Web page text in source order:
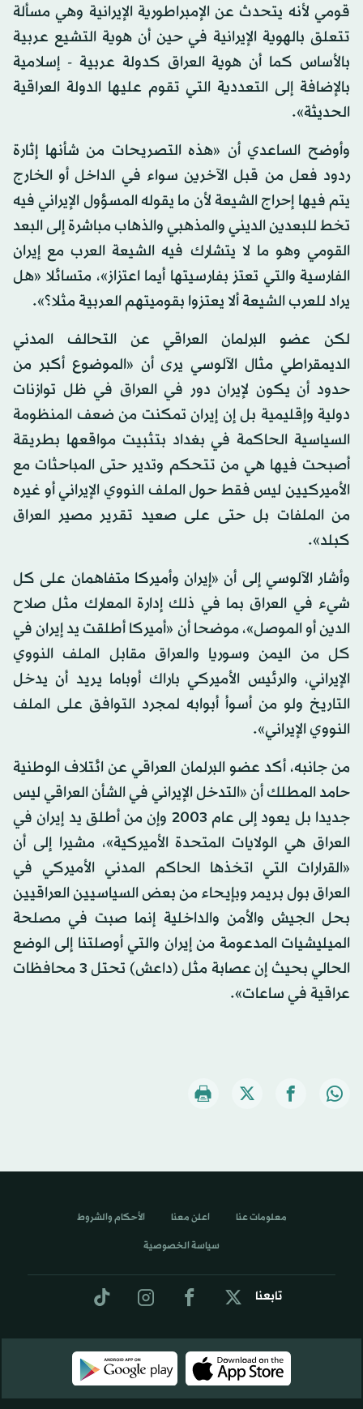
قومي لأنه يتحدث عن الإمبراطورية الإيرانية وهي مسألة
تتعلق بالهوية الإيرانية في حين أن هوية التشيع عربية
بالأساس كما أن هوية العراق كدولة عربية - إسلامية
بالإضافة إلى التعددية التي تقوم عليها الدولة العراقية
الحديثة».
وأوضح الساعدي أن «هذه التصريحات من شأنها إثارة
ردود فعل من قبل الآخرين سواء في الداخل أو الخارج
يتم فيها إحراج الشيعة لأن ما يقوله المسؤول الإيراني فيه
تخط للبعدين الديني والمذهبي والذهاب مباشرة إلى البعد
القومي وهو ما لا يتشارك فيه الشيعة العرب مع إيران
الفارسية والتي تعتز بفارسيتها أيما اعتزاز»، متسائلا «هل
يراد للعرب الشيعة ألا يعتزوا بقوميتهم العربية مثلا؟».
لكن عضو البرلمان العراقي عن التحالف المدني
الديمقراطي مثال الآلوسي يرى أن «الموضوع أكبر من
حدود أن يكون لإيران دور في العراق في ظل توازنات
دولية وإقليمية بل إن إيران تمكنت من ضعف المنظومة
السياسية الحاكمة في بغداد بتثبيت مواقعها بطريقة
أصبحت فيها هي من تتحكم وتدير حتى المباحثات مع
الأميركيين ليس فقط حول الملف النووي الإيراني أو غيره
من الملفات بل حتى على صعيد تقرير مصير العراق
كبلد».
وأشار الآلوسي إلى أن «إيران وأميركا متفاهمان على كل
شيء في العراق بما في ذلك إدارة المعارك مثل صلاح
الدين أو الموصل»، موضحا أن «أميركا أطلقت يد إيران في
كل من اليمن وسوريا والعراق مقابل الملف النووي
الإيراني، والرئيس الأميركي باراك أوباما يريد أن يدخل
التاريخ ولو من أسوأ أبوابه لمجرد التوافق على الملف
النووي الإيراني».
من جانبه، أكد عضو البرلمان العراقي عن ائتلاف الوطنية
حامد المطلك أن «التدخل الإيراني في الشأن العراقي ليس
جديدا بل يعود إلى عام 2003 وإن من أطلق يد إيران في
العراق هي الولايات المتحدة الأميركية»، مشيرا إلى أن
«القرارات التي اتخذها الحاكم المدني الأميركي في
العراق بول بريمر وبإيحاء من بعض السياسيين العراقيين
بحل الجيش والأمن والداخلية إنما صبت في مصلحة
الميليشيات المدعومة من إيران والتي أوصلتنا إلى الوضع
الحالي بحيث إن عصابة مثل (داعش) تحتل 3 محافظات
عراقية في ساعات».
تابعنا
معلومات عنا اعلن معنا الأحكام والشروط
سياسة الخصوصية